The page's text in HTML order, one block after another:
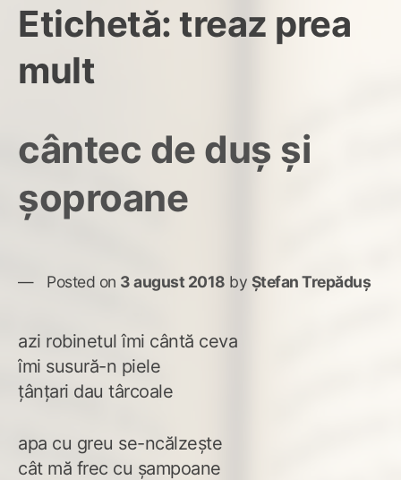
Etichetă: treaz prea
mult
cântec de duș și
șoproane
Posted on 3 august 2018 by Ștefan Trepăduș
azi robinetul îmi cântă ceva
îmi susură-n piele
țânțari dau târcoale
apa cu greu se-ncălzește
cât mă frec cu șampoane